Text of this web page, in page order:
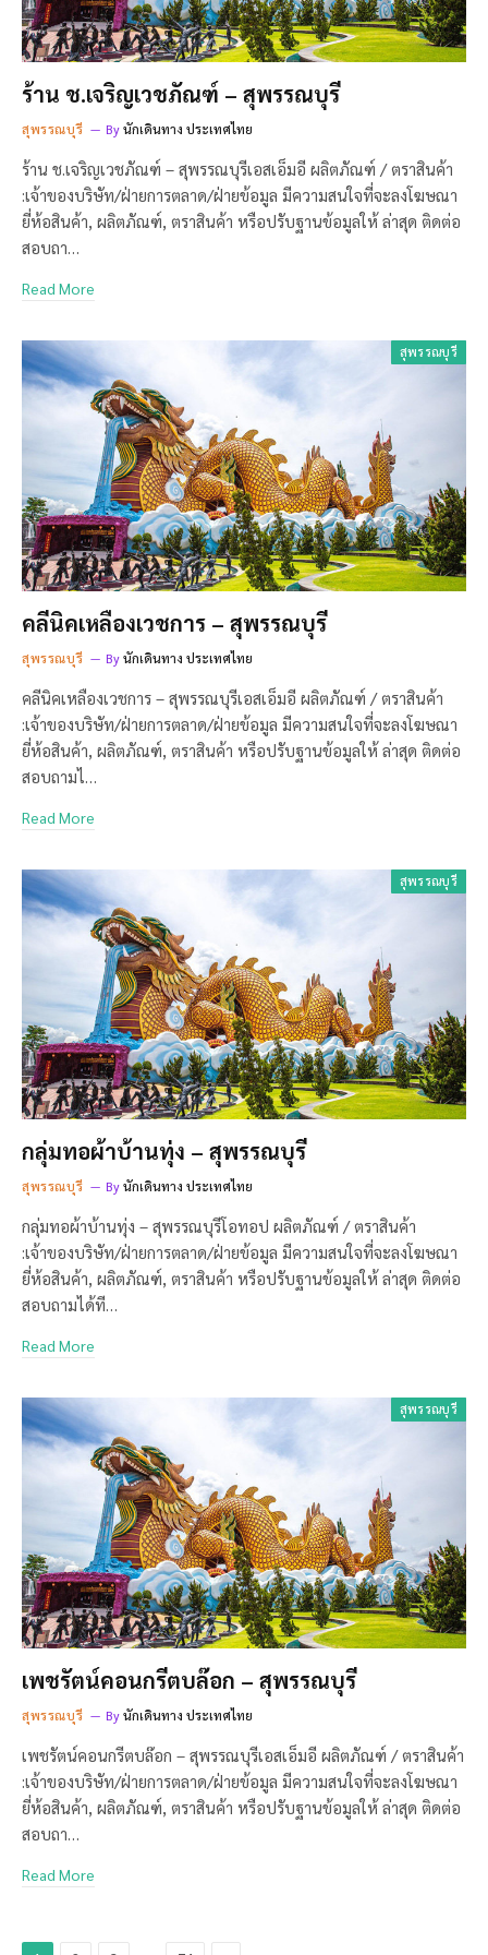
ร้าน ช.เจริญเวชภัณฑ์ – สุพรรณบุรี
สุพรรณบุรี By นักเดินทาง ประเทศไทย
ร้าน ช.เจริญเวชภัณฑ์ – สุพรรณบุรีเอสเอ็มอี ผลิตภัณฑ์ / ตราสินค้า
:เจ้าของบริษัท/ฝ่ายการตลาด/ฝ่ายข้อมูล มีความสนใจที่จะลงโฆษณา
ยี่ห้อสินค้า, ผลิตภัณฑ์, ตราสินค้า หรือปรับฐานข้อมูลให้ ล่าสุด ติดต่อ
สอบถา…
Read More
สุพรรณบุรี
คลีนิคเหลืองเวชการ – สุพรรณบุรี
สุพรรณบุรี By นักเดินทาง ประเทศไทย
คลีนิคเหลืองเวชการ – สุพรรณบุรีเอสเอ็มอี ผลิตภัณฑ์ / ตราสินค้า
:เจ้าของบริษัท/ฝ่ายการตลาด/ฝ่ายข้อมูล มีความสนใจที่จะลงโฆษณา
ยี่ห้อสินค้า, ผลิตภัณฑ์, ตราสินค้า หรือปรับฐานข้อมูลให้ ล่าสุด ติดต่อ
สอบถามไ…
Read More
สุพรรณบุรี
กลุ่มทอผ้าบ้านทุ่ง – สุพรรณบุรี
สุพรรณบุรี By นักเดินทาง ประเทศไทย
กลุ่มทอผ้าบ้านทุ่ง – สุพรรณบุรีโอทอป ผลิตภัณฑ์ / ตราสินค้า
:เจ้าของบริษัท/ฝ่ายการตลาด/ฝ่ายข้อมูล มีความสนใจที่จะลงโฆษณา
ยี่ห้อสินค้า, ผลิตภัณฑ์, ตราสินค้า หรือปรับฐานข้อมูลให้ ล่าสุด ติดต่อ
สอบถามได้ที…
Read More
สุพรรณบุรี
เพชรัตน์คอนกรีตบล๊อก – สุพรรณบุรี
สุพรรณบุรี By นักเดินทาง ประเทศไทย
เพชรัตน์คอนกรีตบล๊อก – สุพรรณบุรีเอสเอ็มอี ผลิตภัณฑ์ / ตราสินค้า
:เจ้าของบริษัท/ฝ่ายการตลาด/ฝ่ายข้อมูล มีความสนใจที่จะลงโฆษณา
ยี่ห้อสินค้า, ผลิตภัณฑ์, ตราสินค้า หรือปรับฐานข้อมูลให้ ล่าสุด ติดต่อ
สอบถา…
Read More